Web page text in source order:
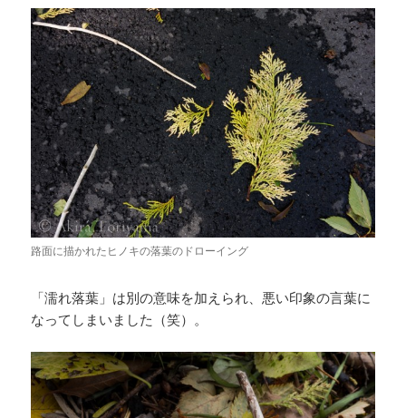
路面に描かれたヒノキの落葉のドローイング
「濡れ落葉」は別の意味を加えられ、悪い印象の言葉に
なってしまいました（笑）。